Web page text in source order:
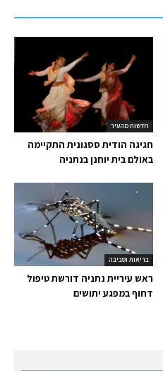
חדשות מהעיר
חגיגה הודית ססגונית התקיימה
באולם בית יוחנן בנתניה
בריאות וסביבה
ראש עיריית נתניה דורשת טיפול
דחוף במפגע יתושים